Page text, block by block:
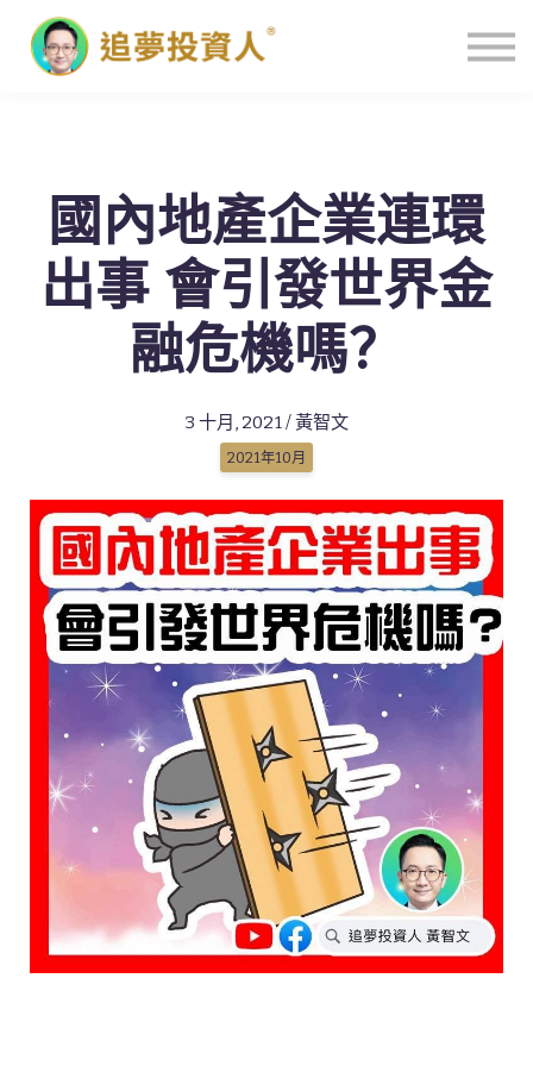
主頁
國內地產企業連環
出事 會引發世界金
融危機嗎？
3 十月, 2021 / 黃智文
2021年10月